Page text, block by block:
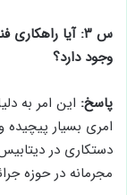
وجود دارد؟
پاسخ: این امر به
امری بسیار پیچیده
دستکاری در
مجرمانه در حوزه